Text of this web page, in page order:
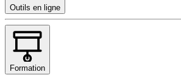
Outils en ligne
Formation